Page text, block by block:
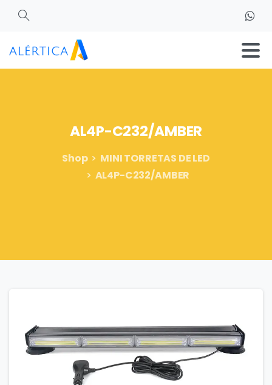
Search
AL4P-C232/AMBER
Shop
MINI TORRETAS DE LED
AL4P-C232/AMBER